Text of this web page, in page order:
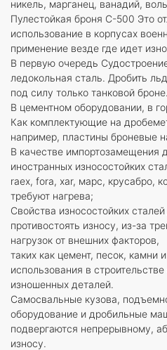
никель, марганец, ванадий,
Пулестойкая броня С-500 Это
использование в корпусах
применение везде где идет
В первую очередь
ледокольная сталь. Дробить
под силу только танковой броне.
В цементном оборудовании, в
Как комплектующие на
например, пластины броневые
В качестве импортозамещения
иностранных износостойких
raex, fora, xar, марс, крусабро,
требуют нагрева;
Свойства износостойких
противостоять износу, из-за
нагрузок от внешних факторов,
таких как цемент, песок, камни
использования в
изношенных деталей.
Самосвальные кузова,
оборудование и дробильные
подвергаются непрерывному,
износу.